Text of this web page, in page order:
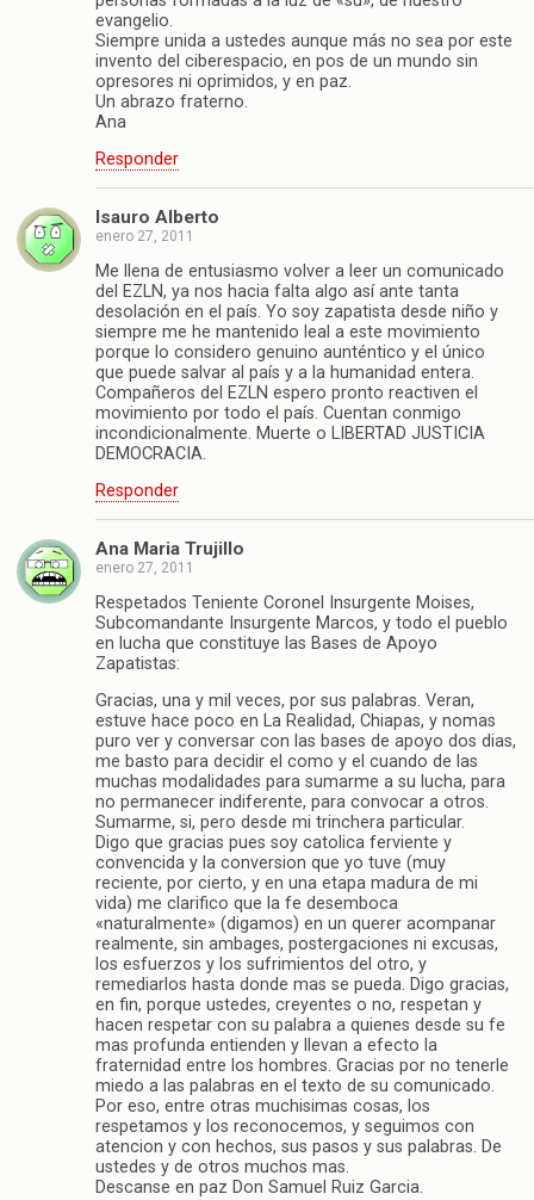
evangelio.
Siempre unida a ustedes aunque más no sea por este
invento del ciberespacio, en pos de un mundo sin
opresores ni oprimidos, y en paz.
Un abrazo fraterno.
Ana
Responder
Isauro Alberto
enero 27, 2011
Me llena de entusiasmo volver a leer un comunicado
del EZLN, ya nos hacia falta algo así ante tanta
desolación en el país. Yo soy zapatista desde niño y
siempre me he mantenido leal a este movimiento
porque lo considero genuino aunténtico y el único
que puede salvar al país y a la humanidad entera.
Compañeros del EZLN espero pronto reactiven el
movimiento por todo el país. Cuentan conmigo
incondicionalmente. Muerte o LIBERTAD JUSTICIA
DEMOCRACIA.
Responder
Ana Maria Trujillo
enero 27, 2011
Respetados Teniente Coronel Insurgente Moises,
Subcomandante Insurgente Marcos, y todo el pueblo
en lucha que constituye las Bases de Apoyo
Zapatistas:
Gracias, una y mil veces, por sus palabras. Veran,
estuve hace poco en La Realidad, Chiapas, y nomas
puro ver y conversar con las bases de apoyo dos dias,
me basto para decidir el como y el cuando de las
muchas modalidades para sumarme a su lucha, para
no permanecer indiferente, para convocar a otros.
Sumarme, si, pero desde mi trinchera particular.
Digo que gracias pues soy catolica ferviente y
convencida y la conversion que yo tuve (muy
reciente, por cierto, y en una etapa madura de mi
vida) me clarifico que la fe desemboca
«naturalmente» (digamos) en un querer acompanar
realmente, sin ambages, postergaciones ni excusas,
los esfuerzos y los sufrimientos del otro, y
remediarlos hasta donde mas se pueda. Digo gracias,
en fin, porque ustedes, creyentes o no, respetan y
hacen respetar con su palabra a quienes desde su fe
mas profunda entienden y llevan a efecto la
fraternidad entre los hombres. Gracias por no tenerle
miedo a las palabras en el texto de su comunicado.
Por eso, entre otras muchisimas cosas, los
respetamos y los reconocemos, y seguimos con
atencion y con hechos, sus pasos y sus palabras. De
ustedes y de otros muchos mas.
Descanse en paz Don Samuel Ruiz Garcia.